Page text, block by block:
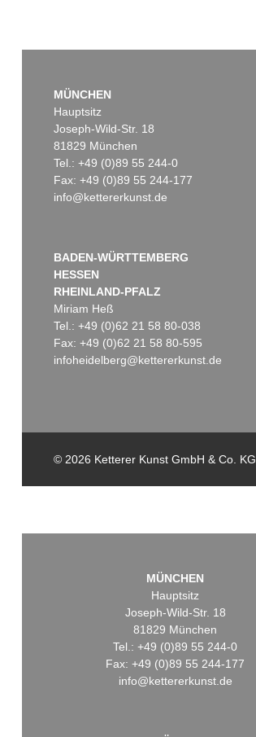
MÜNCHEN
Hauptsitz
Joseph-Wild-Str. 18
81829 München
Tel.: +49 (0)89 55 244-0
Fax: +49 (0)89 55 244-177
info@kettererkunst.de
BADEN-WÜRTTEMBERG
HESSEN
RHEINLAND-PFALZ
Miriam Heß
Tel.: +49 (0)62 21 58 80-038
Fax: +49 (0)62 21 58 80-595
infoheidelberg@kettererkunst.de
© 2026 Ketterer Kunst GmbH & Co. KG
MÜNCHEN
Hauptsitz
Joseph-Wild-Str. 18
81829 München
Tel.: +49 (0)89 55 244-0
Fax: +49 (0)89 55 244-177
info@kettererkunst.de